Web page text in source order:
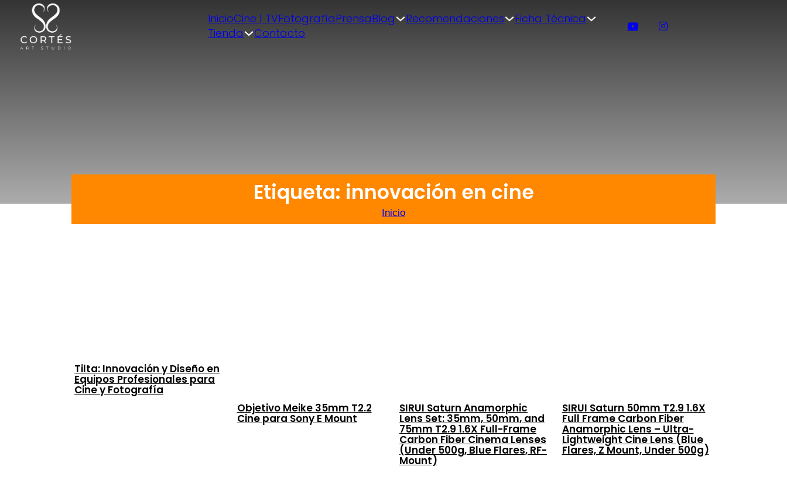
InicioCine | TVFotografíaPrensaBlog Recomendaciones
Ficha Técnica
Tienda
Contacto
Etiqueta: innovación en cine
Inicio
Tilta: Innovación y Diseño en
Equipos Profesionales para
Cine y Fotografía
Objetivo Meike 35mm T2.2
Cine para Sony E Mount
SIRUI Saturn Anamorphic
Lens Set: 35mm, 50mm, and
75mm T2.9 1.6X Full-Frame
Carbon Fiber Cinema Lenses
(Under 500g, Blue Flares, RF-
Mount)
SIRUI Saturn 50mm T2.9 1.6X
Full Frame Carbon Fiber
Anamorphic Lens – Ultra-
Lightweight Cine Lens (Blue
Flares, Z Mount, Under 500g)